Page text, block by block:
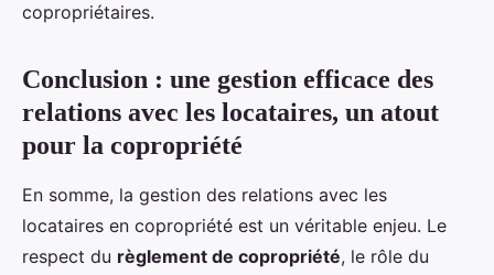
copropriétaires.
Conclusion : une gestion efficace des
relations avec les locataires, un atout
pour la copropriété
En somme, la gestion des relations avec les
locataires en copropriété est un véritable enjeu. Le
respect du règlement de copropriété, le rôle du